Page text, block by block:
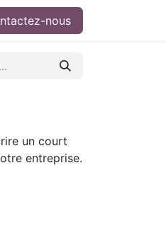
nous
un court
entreprise.